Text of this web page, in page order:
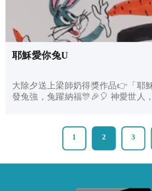
耶穌愛你兔U
大除夕送上梁師奶得獎作品👉「耶穌愛你
發兔強，兔躍納福🎊🎉🎈 神愛世人，甚至將他的獨生子賜
1 2 3